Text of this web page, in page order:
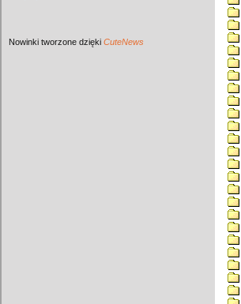
Nowinki tworzone dzięki CuteNews